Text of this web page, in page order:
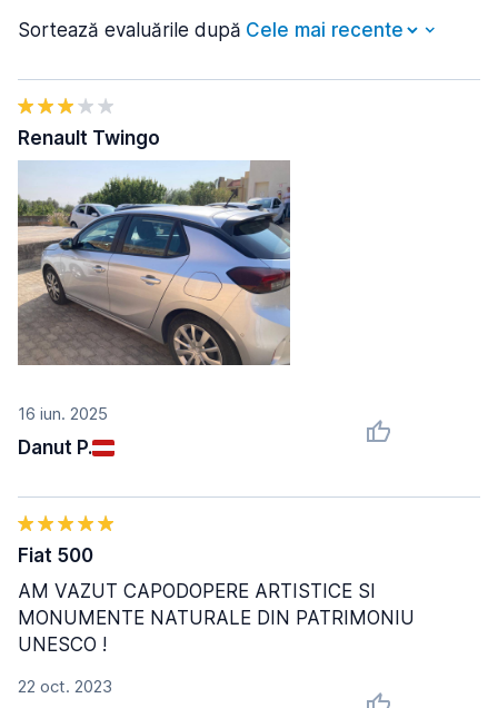
Sortează evaluările după
16 iun. 2025
Danut P.
Renault Twingo
22 oct. 2023
Fiat 500
AM VAZUT CAPODOPERE ARTISTICE SI
MONUMENTE NATURALE DIN PATRIMONIU
UNESCO !